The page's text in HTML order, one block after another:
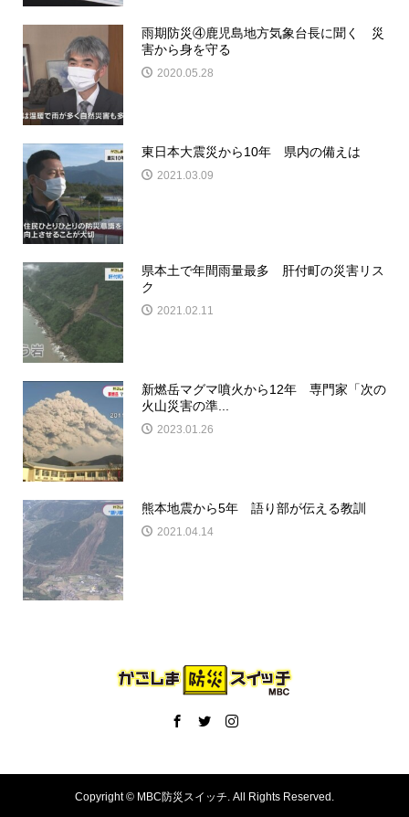
雨期防災④鹿児島地方気象台長に聞く 災
害から身を守る
2020.05.28
東日本大震災から10年 県内の備えは
2021.03.09
県本土で年間雨量最多 肝付町の災害リス
ク
2021.02.11
新燃岳マグマ噴火から12年 専門家「次の
火山災害の準...
2023.01.26
熊本地震から5年 語り部が伝える教訓
2021.04.14
Copyright © MBC防災スイッチ. All Rights Reserved.